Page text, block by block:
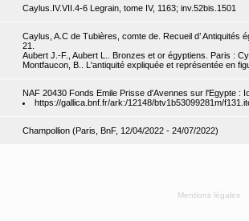
Caylus.IV.VII.4-6 Legrain, tome IV, 1163; inv.52bis.1501
Caylus, A.C de Tubières, comte de. Recueil d’
21.
Aubert J.-F., Aubert L.. Bronzes et or égyptiens. Paris :
Montfaucon, B.. L'antiquité expliquée et représentée en
NAF 20430 Fonds Emile Prisse d'Avennes sur l'Egypte :
https://gallica.bnf.fr/ark:/12148/btv1b53099281m/
Champollion (Paris, BnF, 12/04/2022 - 24/07/2022)
Mentions légales